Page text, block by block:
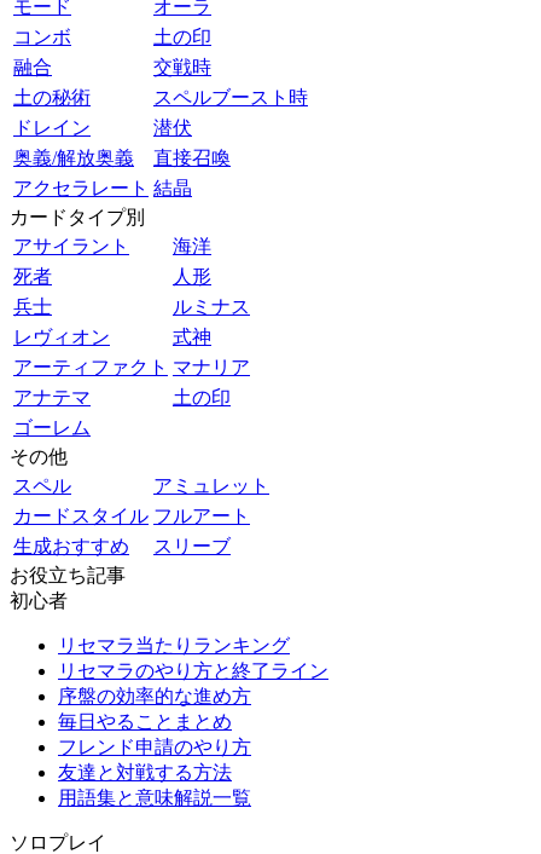
モード
オーラ
コンボ
土の印
融合
交戦時
土の秘術
スペルブースト時
ドレイン
潜伏
奥義/解放奥義
直接召喚
アクセラレート 結晶
カードタイプ別
アサイラント
海洋
死者
人形
兵士
ルミナス
レヴィオン
式神
アーティファクト マナリア
アナテマ
土の印
ゴーレム
その他
スペル
アミュレット
カードスタイル フルアート
生成おすすめ
スリーブ
お役立ち記事
初心者
リセマラ当たりランキング
リセマラのやり方と終了ライン
序盤の効率的な進め方
毎日やることまとめ
フレンド申請のやり方
友達と対戦する方法
用語集と意味解説一覧
ソロプレイ